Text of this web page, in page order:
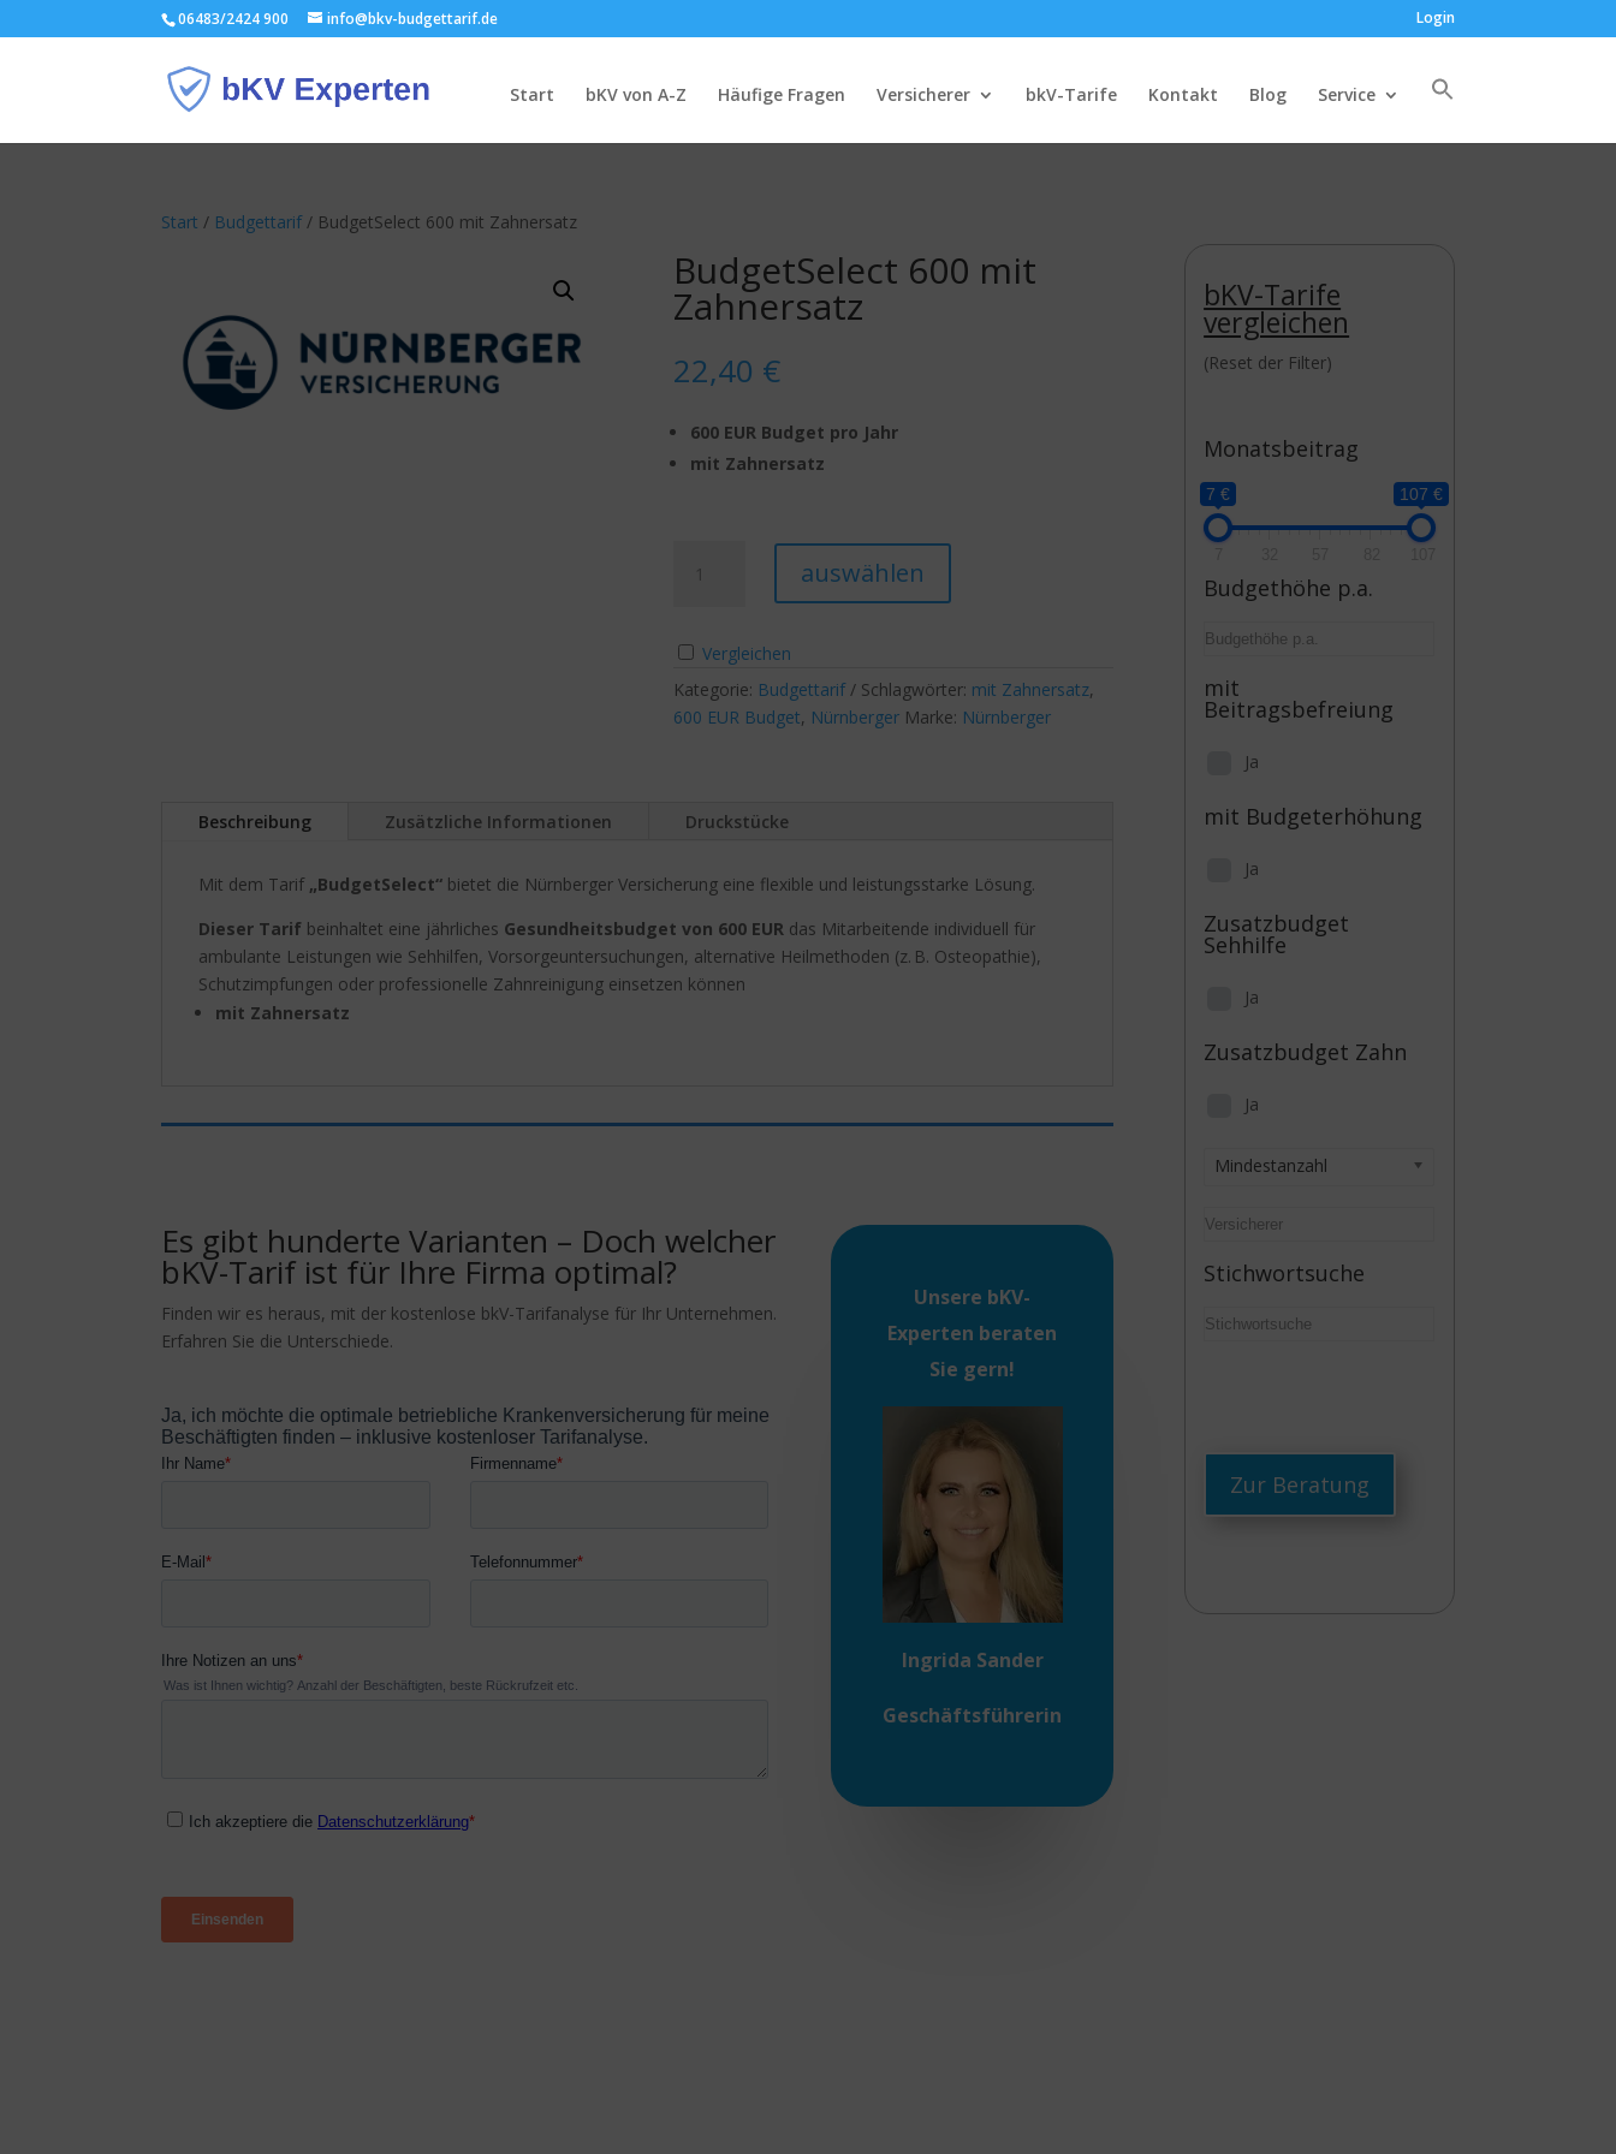
06483/2424 900 info@bkv-budgettarif.de Login
Start bKV von A-Z Häufige Fragen Versicherer bkV-Tarife Kontakt Blog Service
Start / Budgettarif/ BudgetSelect 600 mit Zahnersatz
BudgetSelect 600 mit
Zahnersatz
22,40 €
600 EUR Budget pro Jahr
mit Zahnersatz
600
Menge
auswählen
t
n
a
Vergleichen
Kategorie: Budgettarif Schlagwörter: mit Zahnersatz,
600 EUR Budget, Nürnberger Marke: Nürnberger
Beschreibung Zusätzliche Informationen Druckstücke
Mit dem Tarif „BudgetSelect“ bietet die Nürnberger Versicherung eine flexible und leistungsstarke Lösung.
Dieser Tarif beinhaltet eine jährliches Gesundheitsbudget von 600 EUR das Mitarbeitende individuell für
ambulante Leistungen wie Sehhilfen, Vorsorgeuntersuchungen, alternative Heilmethoden (z. B. Osteopathie),
Schutzimpfungen oder professionelle Zahnreinigung einsetzen können
mit Zahnersatz
Es gibt hunderte Varianten – Doch welcher
bKV-Tarif ist für Ihre Firma optimal?
Finden wir es heraus, mit der kostenlose bkV-Tarifanalyse für Ihr Unternehmen.
Erfahren Sie die Unterschiede.
Unsere bKV-
Experten beraten
Sie gern!
Ingrida Sander
Geschäftsführerin
bKV-Tarife
vergleichen
(Reset der Filter)
Monatsbeitrag
7 € 107 €
Budgethöhe p.a.
mit
Beitragsbefreiung
Ja
mit Budgeterhöhung
Ja
Zusatzbudget
Sehhilfe
Ja
Zusatzbudget Zahn
Ja
Mindestanzahl
Stichwortsuche
Zur Beratung